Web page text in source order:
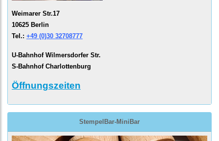
Weimarer Str.17
10625 Berlin
Tel.: +49 (0)30 32708777
U-Bahnhof Wilmersdorfer Str.
S-Bahnhof Charlottenburg
Öffnungszeiten
StempelBar-MiniBar